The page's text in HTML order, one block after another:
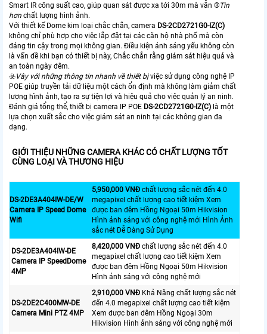
Smart IR công suất cao, giúp quan sát được xa tới 30m mà vẫn ®️Tin
hơn chất lượng hình ảnh.
Với thiết kế Dome kim loại chắc chắn, camera DS-2CD2721G0-IZ(C)
không chỉ phù hợp cho việc lắp đặt tại các căn hộ nhà phố mà còn
đáng tin cậy trong mọi không gian. Điều kiện ánh sáng yếu không còn
là vấn đề khi bạn có thiết bị này, Chắc chắn rằng giám sát hiệu quả và
an toàn ngày đêm.
☣️Vây với những thông tin nhanh về thiết bịviệc sử dụng công nghệ IP
POE giúp truyền tải dữ liệu một cách ổn định mà không làm giảm chất
lượng hình ảnh, tạo ra sự tiện lợi và hiệu quả cho việc quản lý an ninh.
Đánh giá tổng thể, thiết bị camera IP POE DS-2CD2721G0-IZ(C) là một
lựa chọn xuất sắc cho việc giám sát an ninh tại các không gian đa
dạng.
GIỚI THIỆU NHỮNG CAMERA KHÁC CÓ CHẤT LƯỢNG TỐT
CÙNG LOẠI VÀ THƯƠNG HIỆU
DS-2DE3A404IW-DE/W
Camera IP Speed Dome
Wifi
5,950,000 VNĐ chất lượng sắc nét đến 4.0
megapixel chất lượng cao tiết kiệm Xem
được ban đêm Hồng Ngoại 50m Hikvision
Hình ảnh sáng với công nghệ mới Hình Ảnh
sắc nét Dễ Dàng Sử Dụng
DS-2DE3A404IW-DE
Camera IP SpeedDome
4MP
8,420,000 VNĐ chất lượng sắc nét đến 4.0
megapixel chất lượng cao tiết kiệm Xem
được ban đêm Hồng Ngoại 50m Hikvision
Hình ảnh sáng với công nghệ mới
DS-2DE2C400MW-DE
Camera Mini PTZ 4MP
2,910,000 VNĐ Khả Năng chất lượng sắc nét
đến 4.0 megapixel chất lượng cao tiết kiệm
Xem được ban đêm Hồng Ngoại 30m
Hikvision Hình ảnh sáng với công nghệ mới